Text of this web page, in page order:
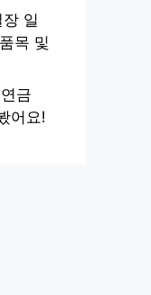
일
목 및
금
어요!